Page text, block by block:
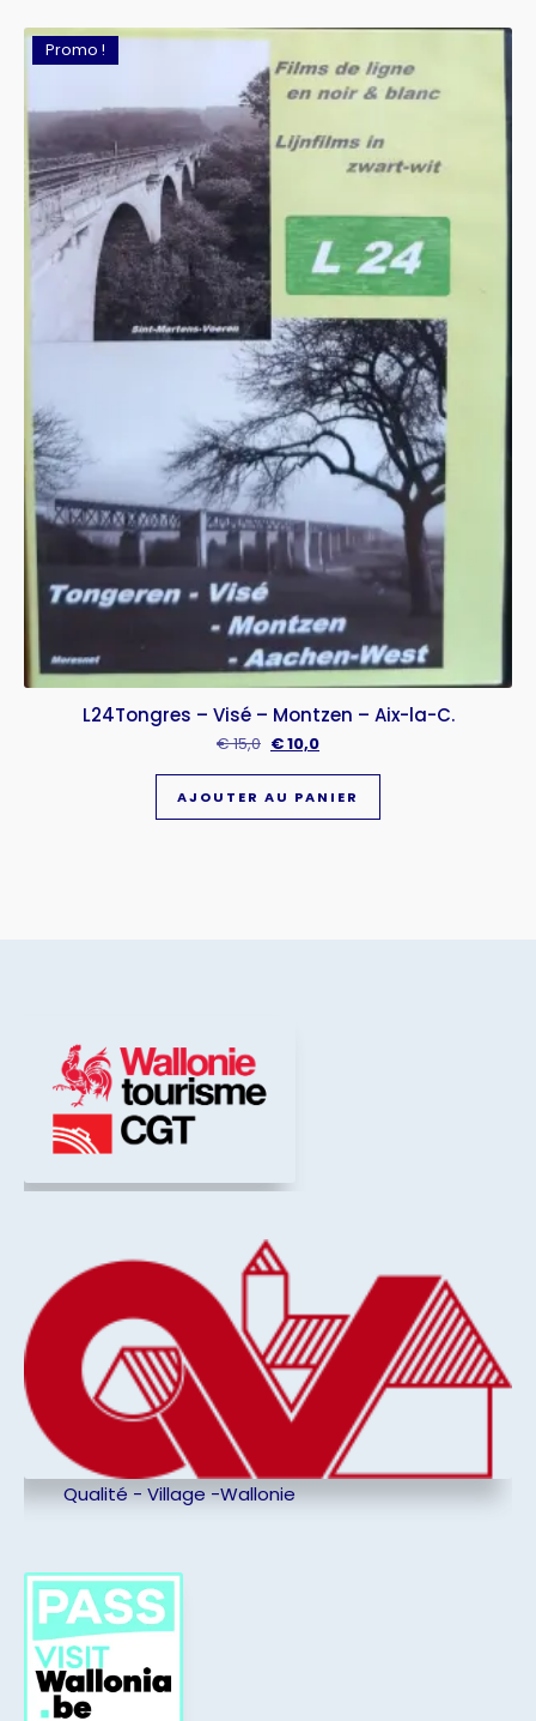
Promo !
L24Tongres – Visé – Montzen – Aix-la-C.
€15,0 €10,0
AJOUTER AU PANIER
Qualité - Village -Wallonie